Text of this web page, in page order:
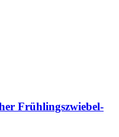
Frühlingszwiebel-